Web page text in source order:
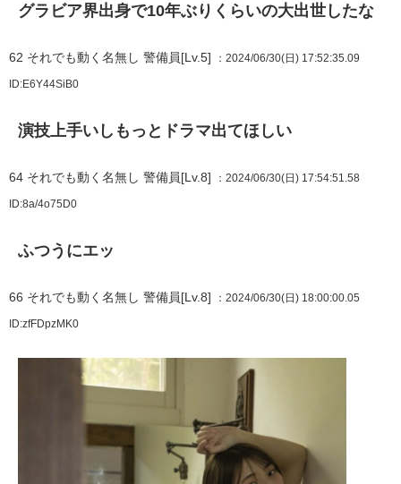
グラビア界出身で10年ぶりくらいの大出世したな
62 それでも動く名無し 警備員[Lv.5] ：2024/06/30(日) 17:52:35.09
ID:E6Y44SiB0
演技上手いしもっとドラマ出てほしい
64 それでも動く名無し 警備員[Lv.8] ：2024/06/30(日) 17:54:51.58
ID:8a/4o75D0
ふつうにエッ
66 それでも動く名無し 警備員[Lv.8] ：2024/06/30(日) 18:00:00.05
ID:zfFDpzMK0